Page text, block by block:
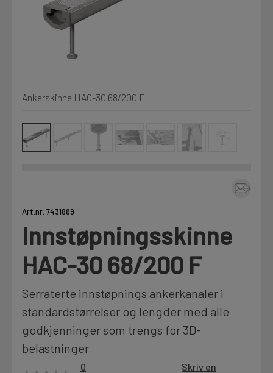
Kjemi, vindsperre og branntetting
Installasjon
Annet
Fag
Motek
Finn butikk
Min Fleet
Mine henvendelser
Prislister
Firmainformasjon
LOGG UT
Ankerskinne HAC-30 68/200 F
Art.nr. 7431889
Innstøpningsskinne
HAC-30 68/200 F
Serraterte innstøpnings ankerkanaler i
standardstørrelser og lengder med alle
godkjenninger som trengs for 3D-
belastninger
0
Skriv en